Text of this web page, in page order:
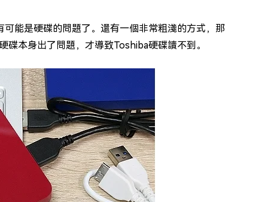
能是硬碟的問題了。還有一個非常粗淺的方式，那
本身出了問題，才導致Toshiba硬碟讀不到。